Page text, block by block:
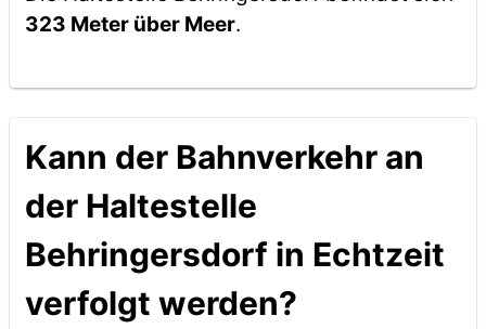
323 Meter über Meer.
Kann der Bahnverkehr an
der Haltestelle
Behringersdorf in Echtzeit
verfolgt werden?